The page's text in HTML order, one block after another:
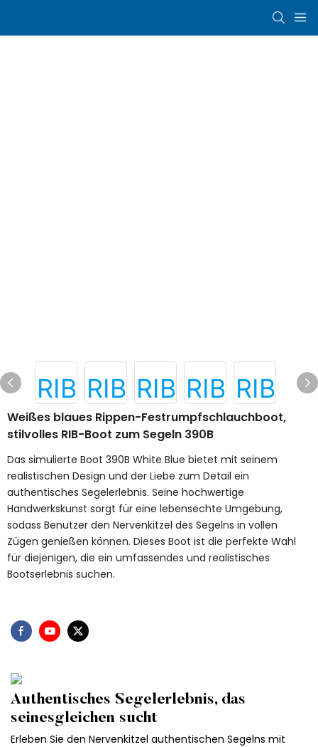
Weißes blaues Rippen-Festrumpfschlauchboot,
stilvolles RIB-Boot zum Segeln 390B
Das simulierte Boot 390B White Blue bietet mit seinem
realistischen Design und der Liebe zum Detail ein
authentisches Segelerlebnis. Seine hochwertige
Handwerkskunst sorgt für eine lebensechte Umgebung,
sodass Benutzer den Nervenkitzel des Segelns in vollen
Zügen genießen können. Dieses Boot ist die perfekte Wahl
für diejenigen, die ein umfassendes und realistisches
Bootserlebnis suchen.
Authentisches Segelerlebnis, das
seinesgleichen sucht
Erleben Sie den Nervenkitzel authentischen Segelns mit